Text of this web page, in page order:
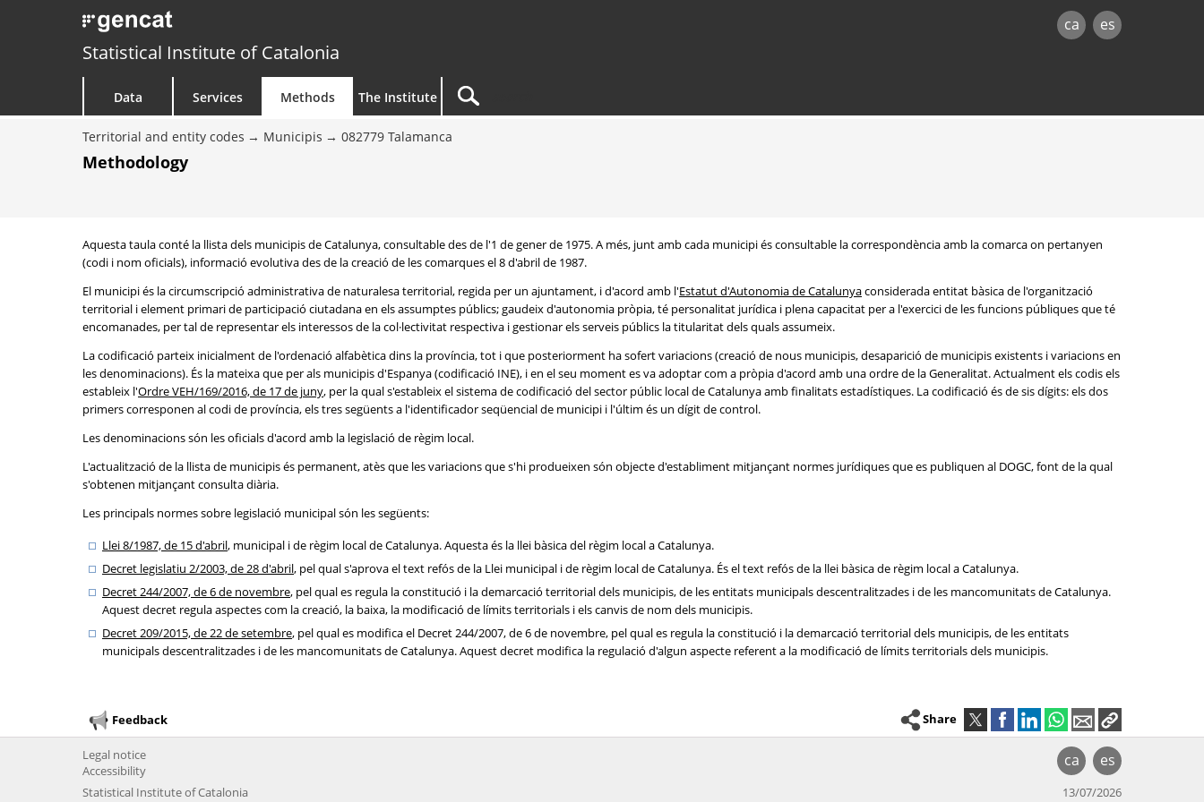
ca es
Statistical Institute of Catalonia
Data Services Methods The Institute
Territorial and entity codes Municipis 082779 Talamanca
Methodology
Aquesta taula conté la llista dels municipis de Catalunya, consultable des de l'1 de gener de 1975. A més, junt amb cada municipi és consultable la correspondència amb la comarca on pertanyen
(codi i nom oficials), informació evolutiva des de la creació de les comarques el 8 d'abril de 1987.
El municipi és la circumscripció administrativa de naturalesa territorial, regida per un ajuntament, i d'acord amb l'Estatut d'Autonomia de Catalunyaconsiderada entitat bàsica de l'organització
territorial i element primari de participació ciutadana en els assumptes públics; gaudeix d'autonomia pròpia, té personalitat jurídica i plena capacitat per a l'exercici de les funcions públiques que té
encomanades, per tal de representar els interessos de la col·lectivitat respectiva i gestionar els serveis públics la titularitat dels quals assumeix.
La codificació parteix inicialment de l'ordenació alfabètica dins la província, tot i que posteriorment ha sofert variacions (creació de nous municipis, desaparició de municipis existents i variacions en
les denominacions). És la mateixa que per als municipis d'Espanya (codificació INE), i en el seu moment es va adoptar com a pròpia d'acord amb una ordre de la Generalitat. Actualment els codis els
estableix l'Ordre VEH/169/2016, de 17 de juny, per la qual s'estableix el sistema de codificació del sector públic local de Catalunya amb finalitats estadístiques. La codificació és de sis dígits: els dos
primers corresponen al codi de província, els tres següents a l'identificador seqüencial de municipi i l'últim és un dígit de control.
Les denominacions són les oficials d'acord amb la legislació de règim local.
L'actualització de la llista de municipis és permanent, atès que les variacions que s'hi produeixen són objecte d'establiment mitjançant normes jurídiques que es publiquen al DOGC, font de la qual
s'obtenen mitjançant consulta diària.
Les principals normes sobre legislació municipal són les següents:
Llei 8/1987, de 15 d'abril, municipal i de règim local de Catalunya. Aquesta és la llei bàsica del règim local a Catalunya.
Decret legislatiu 2/2003, de 28 d'abril, pel qual s'aprova el text refós de la Llei municipal i de règim local de Catalunya. És el text refós de la llei bàsica de règim local a Catalunya.
Decret 244/2007, de 6 de novembre, pel qual es regula la constitució i la demarcació territorial dels municipis, de les entitats municipals descentralitzades i de les mancomunitats de Catalunya.
Aquest decret regula aspectes com la creació, la baixa, la modificació de límits territorials i els canvis de nom dels municipis.
Decret 209/2015, de 22 de setembre, pel qual es modifica el Decret 244/2007, de 6 de novembre, pel qual es regula la constitució i la demarcació territorial dels municipis, de les entitats
municipals descentralitzades i de les mancomunitats de Catalunya. Aquest decret modifica la regulació d'algun aspecte referent a la modificació de límits territorials dels municipis.
Feedback Share
ca es
Legal notice
Accessibility
Statistical Institute of Catalonia
13/07/2026